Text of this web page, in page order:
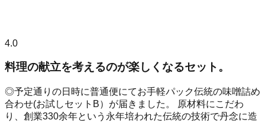
4.0
料理の献立を考えるのが楽しくなるセット。
◎予定通りの日時に普通便にてお手軽パック伝統の味噌詰め
合わせ(お試しセットB）が届きました。 原材料にこだわ
り、創業330余年という永年培われた伝統の技術で丹念に造